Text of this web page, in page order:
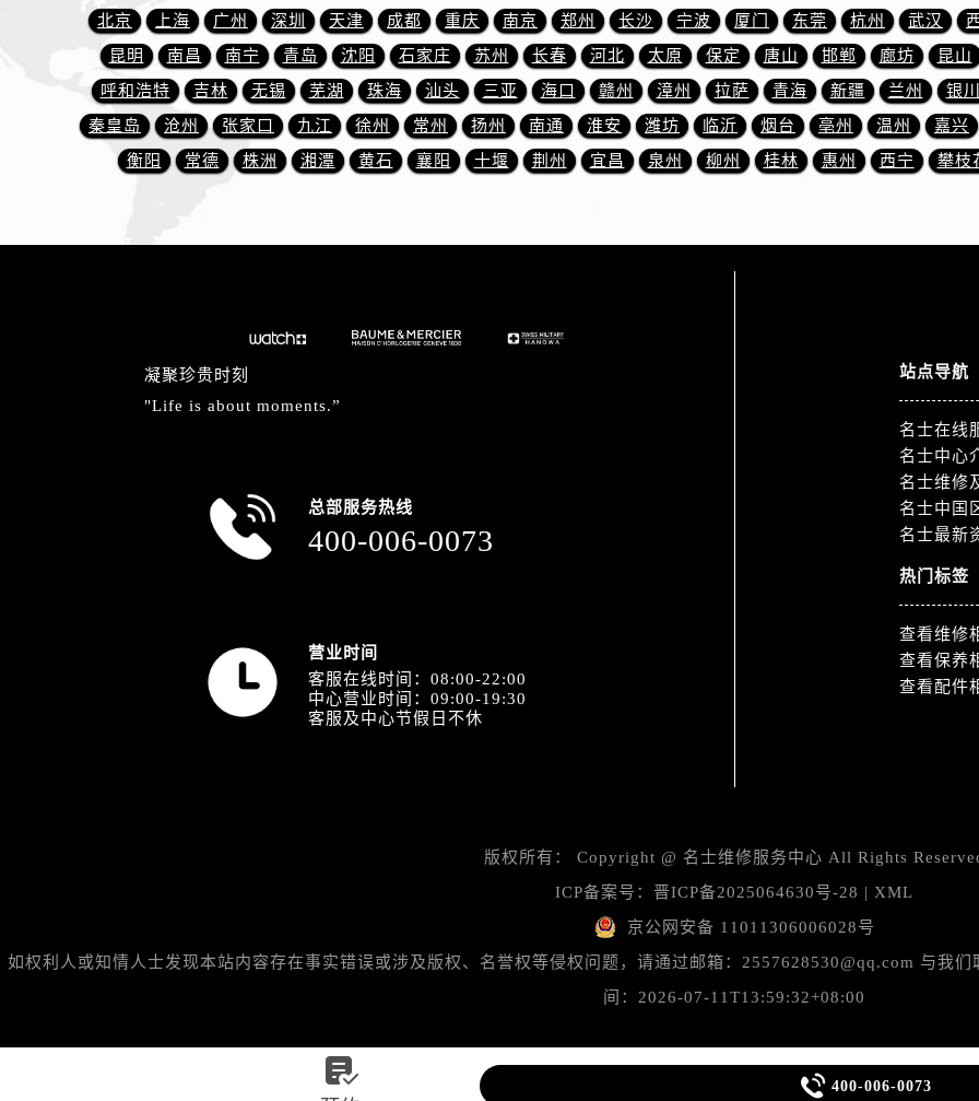
吉林省延边市延吉市解放路名士售后服务中心（需提前预约）
辽宁省鞍山市铁东区站前街名士售后服务中心（需提前预约）
辽宁省本溪市平山区胜利路名士售后服务中心（需提前预约）
辽宁省朝阳市双塔区新华路名士售后服务中心（需提前预约）
辽宁省丹东市振兴区七经街名士售后服务中心（需提前预约）
辽宁省抚顺市新抚区东一路名士售后服务中心（需提前预约）
辽宁省铁岭市银州区南马路名士售后服务中心（需提前预约）
辽宁省营口市站前区市府路与渤海大街交叉口名士售后服务中心（需提前预约）
辽宁省沈阳市沈河区中街路137号亨得利名表维修授权店1楼名士售后服务中心（需提前预约）
辽宁省沈阳市沈河区中街路83号亨得利名表维修授权店1楼名士售后服务中心（需提前预约）
北京市朝阳区建国门外大街甲6号华熙国际中心D座11层1102室名士售后服务中心（需提前预约）
北京市东城区东长安街1号王府井东方广场W3座6层602室名士售后服务中心（需提前预约）
河北省保定市竞秀区朝阳北大街北国先天下名士售后服务中心（需提前预约）
内蒙古自治区阿拉善盟市左旗土尔扈特大街名士售后服务中心（需提前预约）
内蒙古自治区包头市青山区幸福路甲3号王府井百货名表维修名士售后服务中心（需提前预约）
内蒙古自治区赤峰市红山区哈达街名士售后服务中心（需提前预约）
内蒙古自治区鄂尔多斯市东胜区伊金霍洛街名士售后服务中心（需提前预约）
内蒙古自治区呼伦贝尔市海拉尔区中央街名士售后服务中心（需提前预约）
内蒙古自治区兴安盟市乌兰浩特市兴安大街名士售后服务中心（需提前预约）
山西省大同市平城区迎宾街名士售后服务中心（需提前预约）
山西省晋城市城区黄华街名士售后服务中心（需提前预约）
山西省晋中市榆次区顺城街名士售后服务中心（需提前预约）
山西省临汾市尧都区解放路名士售后服务中心（需提前预约）
山西省朔州市朔城区怡西路与鄯阳西街交汇处名士售后服务中心（需提前预约）
山西省忻州市忻府区和平东街与七一南路交叉口名士售后服务中心（需提前预约）
北京 上海 广州 深圳 天津 成都 重庆 南京 郑州 长沙 宁波 厦门 东莞 杭州 武汉
昆明
南昌 南宁 青岛 沈阳 石家庄 苏州 长春 河北 太原 保定 唐山 邯郸 廊坊 昆山
呼和浩特
吉林 无锡 芜湖 珠海 汕头 三亚 海口 赣州 漳州 拉萨 青海 新疆 兰州 银川
秦皇岛
沧州 张家口 九江 徐州 常州 扬州 南通 淮安 潍坊 临沂 烟台 亳州 温州 嘉兴
衡阳
常德 株洲 湘潭 黄石 襄阳 十堰 荆州 宜昌 泉州 柳州 桂林 惠州 西宁 攀枝
凝聚珍贵时刻
"Life is about moments.”
总部服务热线
400-006-0073
营业时间
客服在线时间：08:00-22:00
中心营业时间：09:00-19:30
客服及中心节假日不休
站点导航
名士在线
名士中心
名士维修
名士中国
名士最新
热门标签
查看维修
查看保养
查看配件
版权所有： Copyright @ 名士维修服务中心 All Rights
ICP备案号： 晋ICP备2025064630号-28 | XML
京公网安备 11011306006028号
如权利人或知情人士发现本站内容存在事实错误或涉及版权、名誉权等侵权问题，请通过邮箱：2557628530@qq.com 与我
间：2026-07-11T13:59:32+08:00
  400-006-0073